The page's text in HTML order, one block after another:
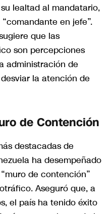
lealtad al mandatario,
en jefe”.
que las
son percepciones
administración de
la atención de
de Contención
destacadas de
ha desempeñado
de contención”
Aseguró que, a
el país ha tenido éxito